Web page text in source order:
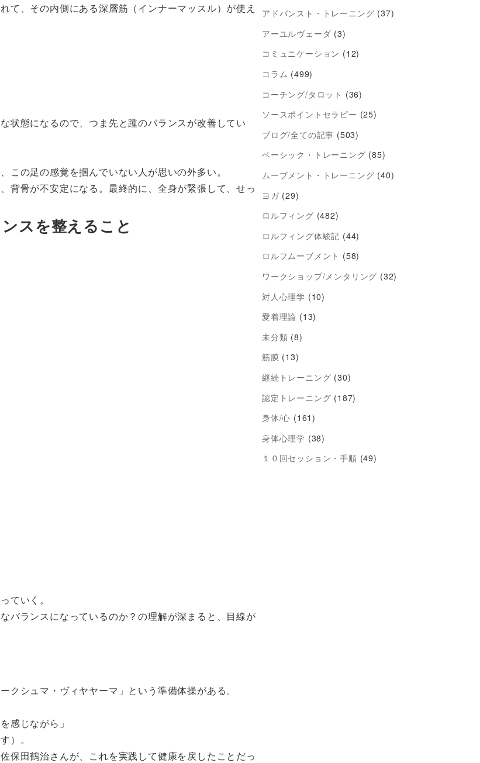
て、その内側にある深層筋（インナーマッスル）が使え
状態になるので、つま先と踵のバランスが改善してい
の足の感覚を掴んでいない人が思いの外多い。
背骨が不安定になる。最終的に、全身が緊張して、せっ
スを整えること
ていく。
バランスになっているのか？の理解が深まると、目線が
シュマ・ヴィヤヤーマ」という準備体操がある。
感じながら」
）。
保田鶴治さんが、これを実践して健康を戻したことだっ
アドバンスト・トレーニング (37)
アーユルヴェーダ (3)
コミュニケーション (12)
コラム (499)
コーチング/タロット (36)
ソースポイントセラピー (25)
ブログ/全ての記事 (503)
ベーシック・トレーニング (85)
ムーブメント・トレーニング (40)
ヨガ (29)
ロルフィング (482)
ロルフィング体験記 (44)
ロルフムーブメント (58)
ワークショップ/メンタリング (32)
対人心理学 (10)
愛着理論 (13)
未分類 (8)
筋膜 (13)
継続トレーニング (30)
認定トレーニング (187)
身体/心 (161)
身体心理学 (38)
１０回セッション・手順 (49)